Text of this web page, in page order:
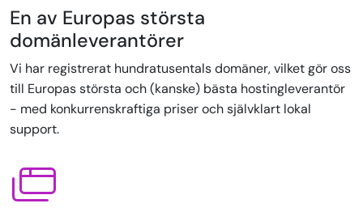
En av Europas största
domänleverantörer
Vi har registrerat hundratusentals domäner, vilket gör oss
till Europas största och (kanske) bästa hostingleverantör
- med konkurrenskraftiga priser och självklart lokal
support.